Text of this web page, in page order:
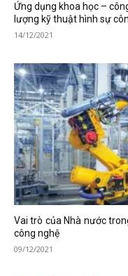
Ứng dụng khoa học –
lượng kỹ thuật hình sự
14/12/2021
Vai trò của Nhà nước
công nghệ
09/12/2021